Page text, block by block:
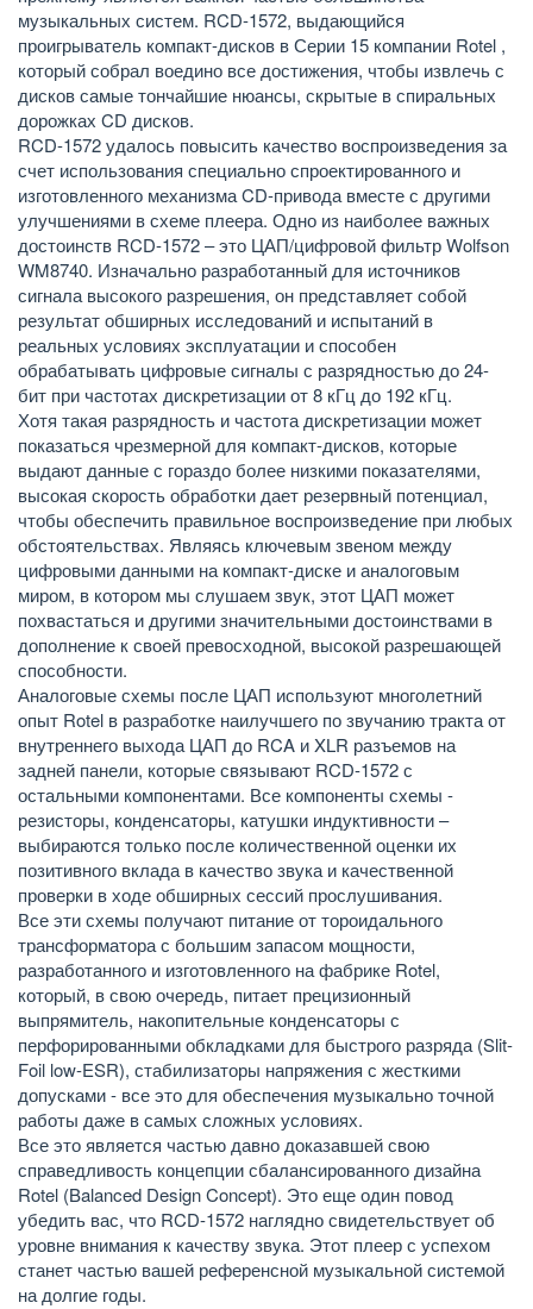
музыкальных систем. RCD-1572, выдающийся
проигрыватель компакт-дисков в Серии 15 компании Rotel ,
который собрал воедино все достижения, чтобы извлечь с
дисков самые тончайшие нюансы, скрытые в спиральных
дорожках CD дисков.
RCD-1572 удалось повысить качество воспроизведения за
счет использования специально спроектированного и
изготовленного механизма CD-привода вместе с другими
улучшениями в схеме плеера. Одно из наиболее важных
достоинств RCD-1572 – это ЦАП/цифровой фильтр Wolfson
WM8740. Изначально разработанный для источников
сигнала высокого разрешения, он представляет собой
результат обширных исследований и испытаний в
реальных условиях эксплуатации и способен
обрабатывать цифровые сигналы с разрядностью до 24-
бит при частотах дискретизации от 8 кГц до 192 кГц.
Хотя такая разрядность и частота дискретизации может
показаться чрезмерной для компакт-дисков, которые
выдают данные с гораздо более низкими показателями,
высокая скорость обработки дает резервный потенциал,
чтобы обеспечить правильное воспроизведение при любых
обстоятельствах. Являясь ключевым звеном между
цифровыми данными на компакт-диске и аналоговым
миром, в котором мы слушаем звук, этот ЦАП может
похвастаться и другими значительными достоинствами в
дополнение к своей превосходной, высокой разрешающей
способности.
Аналоговые схемы после ЦАП используют многолетний
опыт Rotel в разработке наилучшего по звучанию тракта от
внутреннего выхода ЦАП до RCA и XLR разъемов на
задней панели, которые связывают RCD-1572 с
остальными компонентами. Все компоненты схемы -
резисторы, конденсаторы, катушки индуктивности –
выбираются только после количественной оценки их
позитивного вклада в качество звука и качественной
проверки в ходе обширных сессий прослушивания.
Все эти схемы получают питание от тороидального
трансформатора с большим запасом мощности,
разработанного и изготовленного на фабрике Rotel,
который, в свою очередь, питает прецизионный
выпрямитель, накопительные конденсаторы с
перфорированными обкладками для быстрого разряда (Slit-
Foil low-ESR), стабилизаторы напряжения с жесткими
допусками - все это для обеспечения музыкально точной
работы даже в самых сложных условиях.
Все это является частью давно доказавшей свою
справедливость концепции сбалансированного дизайна
Rotel (Balanced Design Concept). Это еще один повод
убедить вас, что RCD-1572 наглядно свидетельствует об
уровне внимания к качеству звука. Этот плеер с успехом
станет частью вашей референсной музыкальной системой
на долгие годы.